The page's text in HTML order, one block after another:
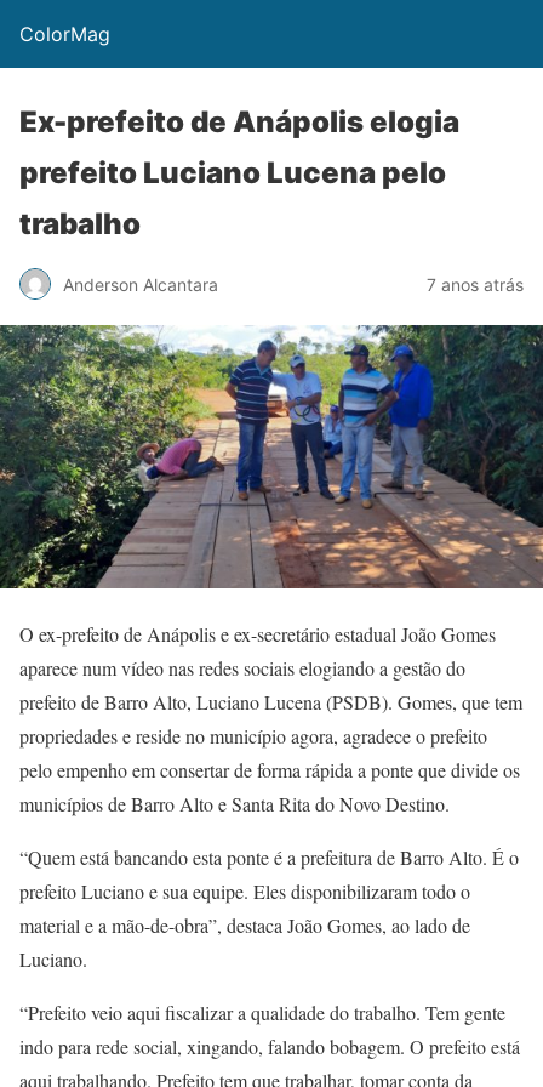
ColorMag
Ex-prefeito de Anápolis elogia
prefeito Luciano Lucena pelo
trabalho
Anderson Alcantara 7 anos atrás
O ex-prefeito de Anápolis e ex-secretário estadual João Gomes
aparece num vídeo nas redes sociais elogiando a gestão do
prefeito de Barro Alto, Luciano Lucena (PSDB). Gomes, que tem
propriedades e reside no município agora, agradece o prefeito
pelo empenho em consertar de forma rápida a ponte que divide os
municípios de Barro Alto e Santa Rita do Novo Destino.
“Quem está bancando esta ponte é a prefeitura de Barro Alto. É o
prefeito Luciano e sua equipe. Eles disponibilizaram todo o
material e a mão-de-obra”, destaca João Gomes, ao lado de
Luciano.
“Prefeito veio aqui fiscalizar a qualidade do trabalho. Tem gente
indo para rede social, xingando, falando bobagem. O prefeito está
aqui trabalhando. Prefeito tem que trabalhar, tomar conta da